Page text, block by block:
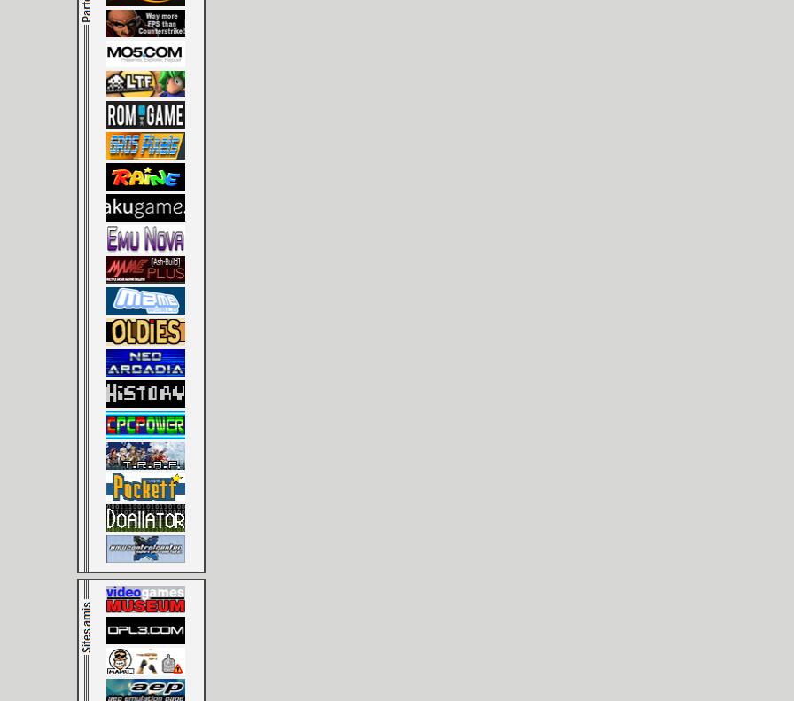
[GK] Déjà des
[Mo5] Brickboy cherche à
[GK] Minecraft et ses «
[GK] Beast of
[GK] Ubisoft : fin de partie
[GK] Mémoire cash -
[GK] Dan Houser (GTA)
[GK] Comment EA Sports
[GK] Crimson Moon : un
[GK] Isle of Reveries : le